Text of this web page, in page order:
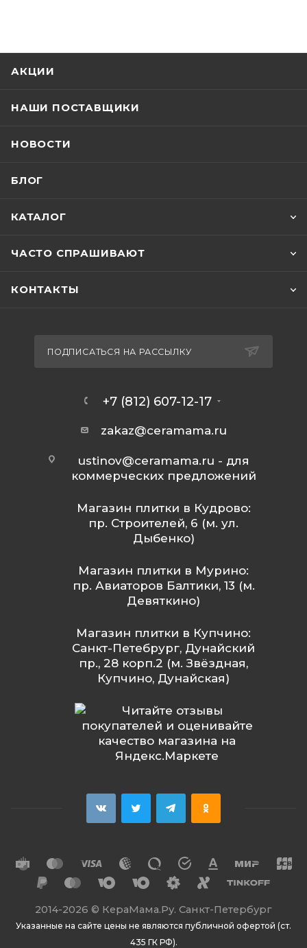
АКЦИИ
НАШИ ПОСТАВЩИКИ
НОВОСТИ
БЛОГ
КАТАЛОГ
ЧАСТО СПРАШИВАЮТ
КОНТАКТЫ
ПОДПИСАТЬСЯ НА РАССЫЛКУ
+7 (812) 607-12-17
zakaz@ceramama.ru
ustinov@ceramama.ru - для
коммерческих предложений
Магазин плитки в Кудрово:
пр. Строителей, 6 (м. ул.
Дыбенко)
Магазин плитки в Мурино:
пр. Авиаторов Балтики, 13 (м.
Девяткино)
Магазин плитки в Купчино:
Санкт-Петебрург, Дунайский
пр., 28 корп.2 (м. Звёздная,
Купчино, Дунайская)
2014-2026 © КераМама.Ру. Санкт-Петербург
Указанные на сайте цены не являются публичной офертой (ст.
435 ГК РФ).